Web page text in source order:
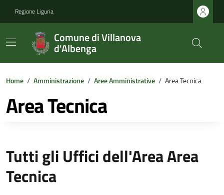
Regione Liguria
Comune di Villanova
d'Albenga
Home / Amministrazione / Aree Amministrative / Area Tecnica
Area Tecnica
Tutti gli Uffici dell'Area Area
Tecnica